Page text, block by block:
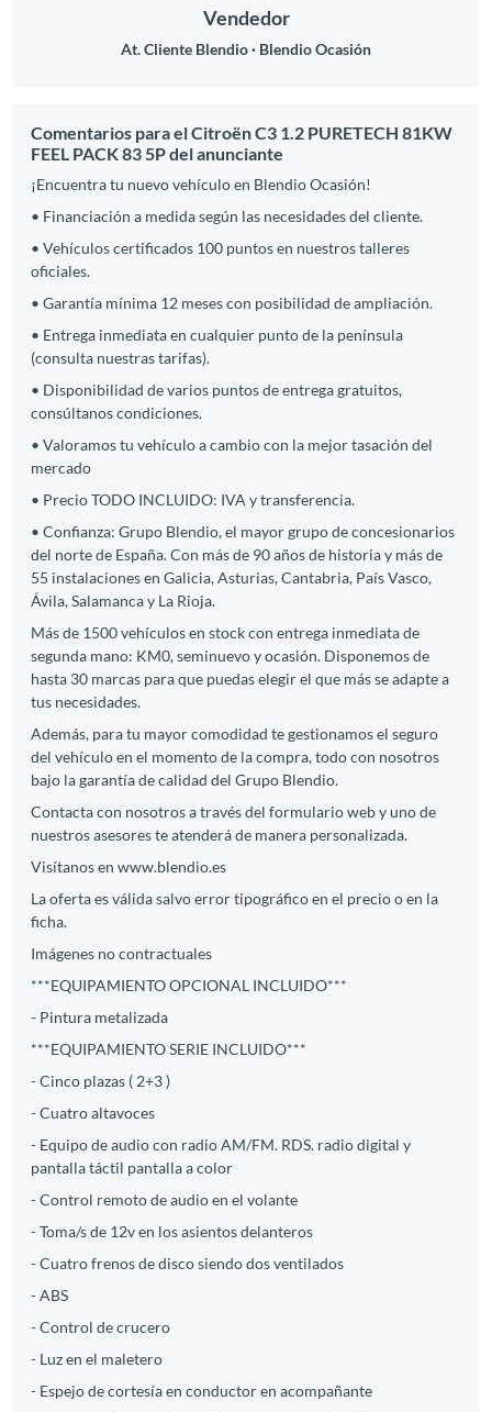
Vendedor
At. Cliente Blendio Blendio Ocasión
Comentarios para el Citroën C3 1.2 PURETECH 81KW
FEEL PACK 83 5P del anunciante
¡Encuentra tu nuevo vehículo en Blendio Ocasión!
• Financiación a medida según las necesidades del cliente.
• Vehículos certificados 100 puntos en nuestros talleres
oficiales.
• Garantía mínima 12 meses con posibilidad de ampliación.
• Entrega inmediata en cualquier punto de la península
(consulta nuestras tarifas).
• Disponibilidad de varios puntos de entrega gratuitos,
consúltanos condiciones.
• Valoramos tu vehículo a cambio con la mejor tasación del
mercado
• Precio TODO INCLUIDO: IVA y transferencia.
• Confianza: Grupo Blendio, el mayor grupo de concesionarios
del norte de España. Con más de 90 años de historia y más de
55 instalaciones en Galicia, Asturias, Cantabria, País Vasco,
Ávila, Salamanca y La Rioja.
Más de 1500 vehículos en stock con entrega inmediata de
segunda mano: KM0, seminuevo y ocasión. Disponemos de
hasta 30 marcas para que puedas elegir el que más se adapte a
tus necesidades.
Además, para tu mayor comodidad te gestionamos el seguro
del vehículo en el momento de la compra, todo con nosotros
bajo la garantía de calidad del Grupo Blendio.
Contacta con nosotros a través del formulario web y uno de
nuestros asesores te atenderá de manera personalizada.
Visítanos en www.blendio.es
La oferta es válida salvo error tipográfico en el precio o en la
ficha.
Imágenes no contractuales
***EQUIPAMIENTO OPCIONAL INCLUIDO***
- Pintura metalizada
***EQUIPAMIENTO SERIE INCLUIDO***
- Cinco plazas ( 2+3 )
- Cuatro altavoces
- Equipo de audio con radio AM/FM. RDS. radio digital y
pantalla táctil pantalla a color
- Control remoto de audio en el volante
- Toma/s de 12v en los asientos delanteros
- Cuatro frenos de disco siendo dos ventilados
- ABS
- Control de crucero
- Luz en el maletero
- Espejo de cortesía en conductor en acompañante